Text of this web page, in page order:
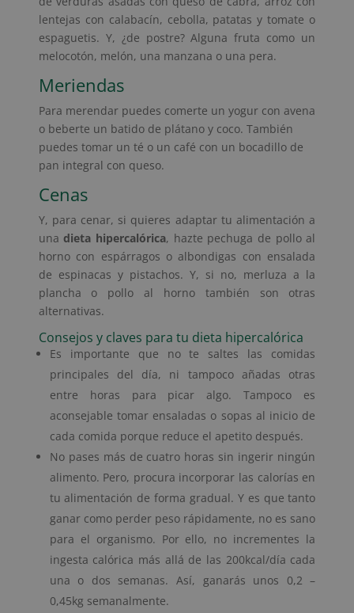
lentejas con calabacín, cebolla, patatas y tomate o
espaguetis. Y, ¿de postre? Alguna fruta como un
melocotón, melón, una manzana o una pera.
Meriendas
Para merendar puedes comerte un yogur con avena
o beberte un batido de plátano y coco. También
puedes tomar un té o un café con un bocadillo de
pan integral con queso.
Cenas
Y, para cenar, si quieres adaptar tu alimentación a
unadieta hipercalórica, hazte pechuga de pollo al
horno con espárragos o albondigas con ensalada
de espinacas y pistachos. Y, si no, merluza a la
plancha o pollo al horno también son otras
alternativas.
Consejos y claves para tu dieta hipercalórica
Es importante que no te saltes las comidas
principales del día, ni tampoco añadas otras
entre horas para picar algo. Tampoco es
aconsejable tomar ensaladas o sopas al inicio de
cada comida porque reduce el apetito después.
No pases más de cuatro horas sin ingerir ningún
alimento. Pero, procura incorporar las calorías en
tu alimentación de forma gradual. Y es que tanto
ganar como perder peso rápidamente, no es sano
para el organismo. Por ello, no incrementes la
ingesta calórica más allá de las 200kcal/día cada
una o dos semanas. Así, ganarás unos 0,2 –
0,45kg semanalmente.